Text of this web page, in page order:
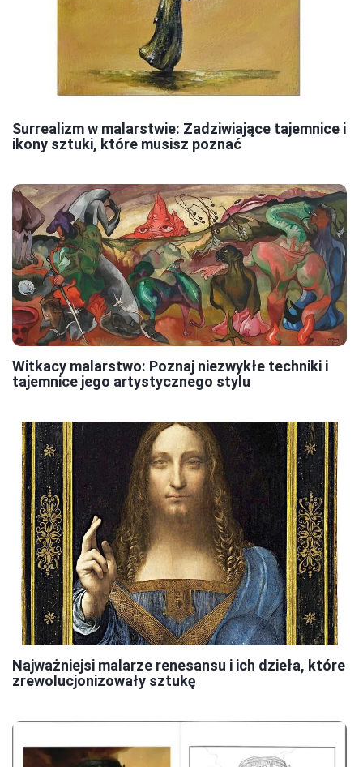
Surrealizm w malarstwie: Zadziwiające tajemnice i
ikony sztuki, które musisz poznać
Witkacy malarstwo: Poznaj niezwykłe techniki i
tajemnice jego artystycznego stylu
Najważniejsi malarze renesansu i ich dzieła, które
zrewolucjonizowały sztukę